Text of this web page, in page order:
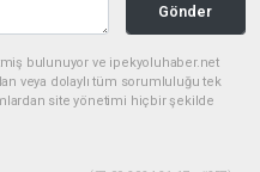
Gönder
bulunuyor ve ipekyoluhaber.net
veya dolaylı tüm sorumluluğu tek
site yönetimi hiçbir şekilde